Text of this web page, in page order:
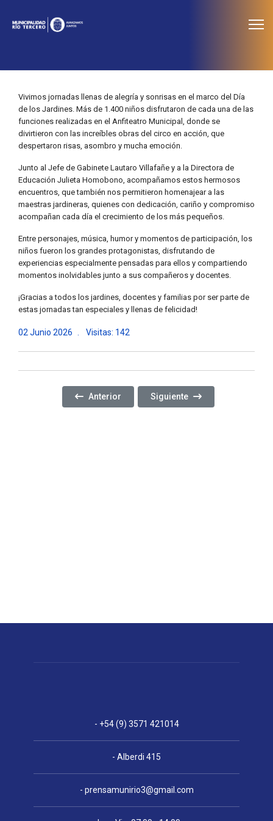
Vivimos jornadas llenas de alegría y sonrisas en el marco del Día
de los Jardines. Más de 1.400 niños disfrutaron de cada una de las
funciones realizadas en el Anfiteatro Municipal, donde se
divirtieron con las increíbles obras del circo en acción, que
despertaron risas, asombro y mucha emoción.
Junto al Jefe de Gabinete Lautaro Villafañe y a la Directora de
Educación Julieta Homobono, acompañamos estos hermosos
encuentros, que también nos permitieron homenajear a las
maestras jardineras, quienes con dedicación, cariño y compromiso
acompañan cada día el crecimiento de los más pequeños.
Entre personajes, música, humor y momentos de participación, los
niños fueron los grandes protagonistas, disfrutando de
experiencias especialmente pensadas para ellos y compartiendo
momentos inolvidables junto a sus compañeros y docentes.
¡Gracias a todos los jardines, docentes y familias por ser parte de
estas jornadas tan especiales y llenas de felicidad!
02 Junio 2026 Visitas: 142
Artículo Anterior: SEGUIMOS GENERANDO
Anterior Artículo Siguiente: SEXTA
Siguiente
- +54 (9) 3571 421014
- Alberdi 415
- prensamunirio3@gmail.com